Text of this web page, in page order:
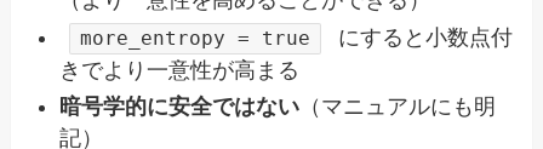
more_entropy = true
にすると小数点付
きでより一意性が高まる
暗号学的に安全ではない （マニュアルにも明
記）